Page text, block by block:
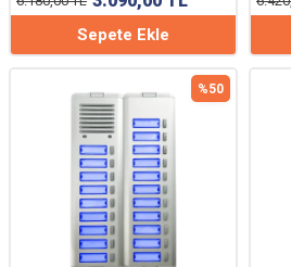
Sepete Ekle
%50